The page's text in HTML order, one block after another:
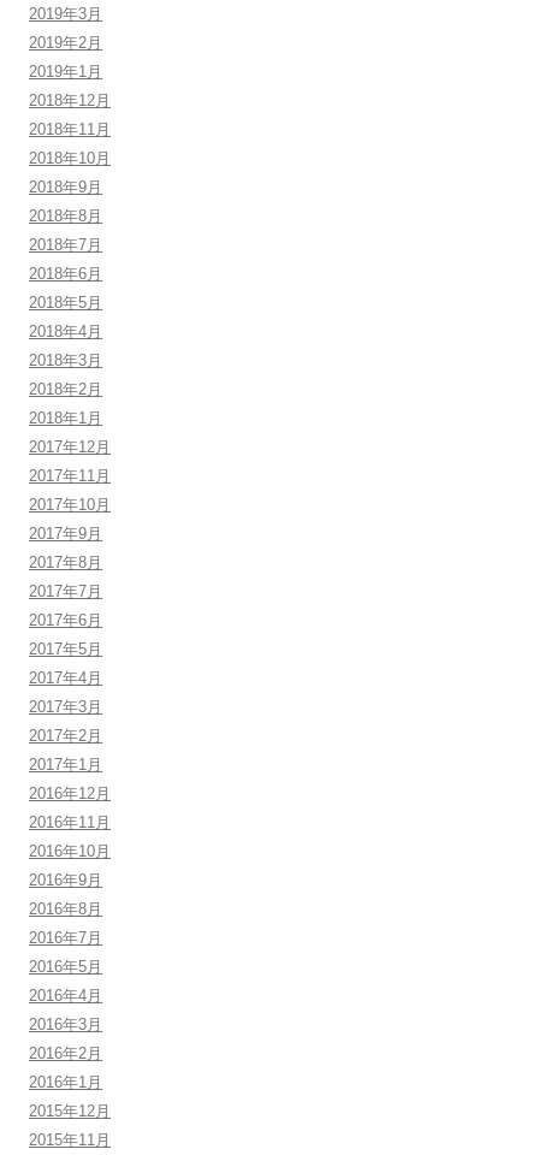
2019年3月
2019年2月
2019年1月
2018年12月
2018年11月
2018年10月
2018年9月
2018年8月
2018年7月
2018年6月
2018年5月
2018年4月
2018年3月
2018年2月
2018年1月
2017年12月
2017年11月
2017年10月
2017年9月
2017年8月
2017年7月
2017年6月
2017年5月
2017年4月
2017年3月
2017年2月
2017年1月
2016年12月
2016年11月
2016年10月
2016年9月
2016年8月
2016年7月
2016年5月
2016年4月
2016年3月
2016年2月
2016年1月
2015年12月
2015年11月